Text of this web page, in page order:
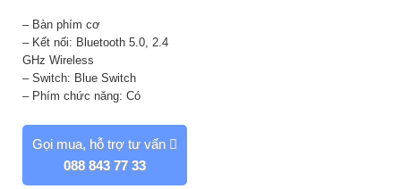
– Bàn phím cơ
– Kết nối: Bluetooth 5.0, 2.4
GHz Wireless
– Switch: Blue Switch
– Phím chức năng: Có
Gọi mua, hỗ trợ tư vấn
088 843 77 33